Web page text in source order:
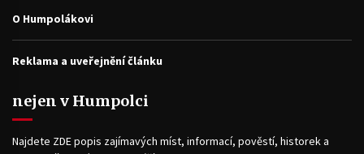
O Humpolákovi
Reklama a uveřejnění článku
nejen v Humpolci
Najdete ZDE popis zajímavých míst, informací, pověstí, historek a